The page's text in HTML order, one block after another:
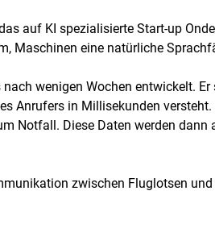
auf KI spezialisierte Start-up
Maschinen eine natürliche
wenigen Wochen entwickelt. Er
Anrufers in Millisekunden
Notfall. Diese Daten werden dann
zwischen Fluglotsen